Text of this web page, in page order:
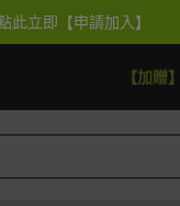
立即【申請加入】
【加抽】